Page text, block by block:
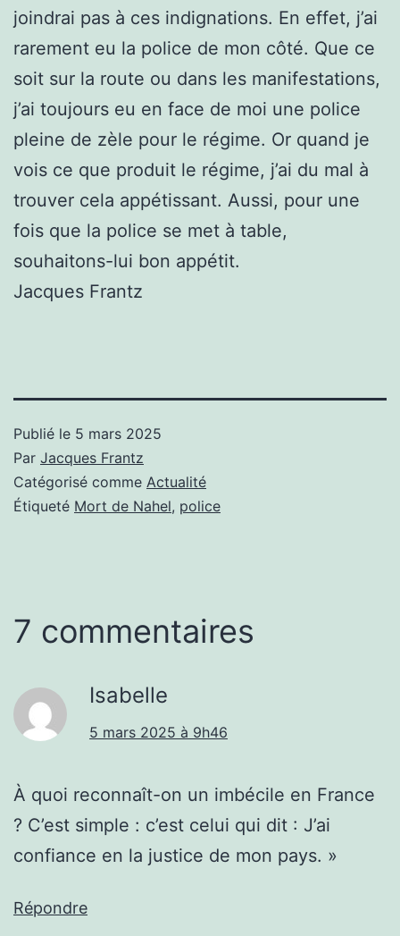
joindrai pas à ces indignations. En effet, j’ai
rarement eu la police de mon côté. Que ce
soit sur la route ou dans les manifestations,
j’ai toujours eu en face de moi une police
pleine de zèle pour le régime. Or quand je
vois ce que produit le régime, j’ai du mal à
trouver cela appétissant. Aussi, pour une
fois que la police se met à table,
souhaitons-lui bon appétit.
Jacques Frantz
Publié le 5 mars 2025
Par Jacques Frantz
Catégorisé comme Actualité
Étiqueté Mort de Nahel, police
7 commentaires
Isabelle
5 mars 2025 à 9h46
À quoi reconnaît-on un imbécile en France
? C’est simple : c’est celui qui dit : J’ai
confiance en la justice de mon pays. »
Répondre